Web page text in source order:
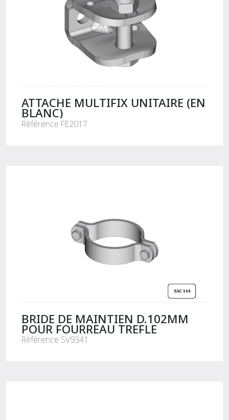
ATTACHE MULTIFIX UNITAIRE (EN
BLANC)
Référence FE2017
BRIDE DE MAINTIEN D.102MM
POUR FOURREAU TREFLE
Référence SV9341